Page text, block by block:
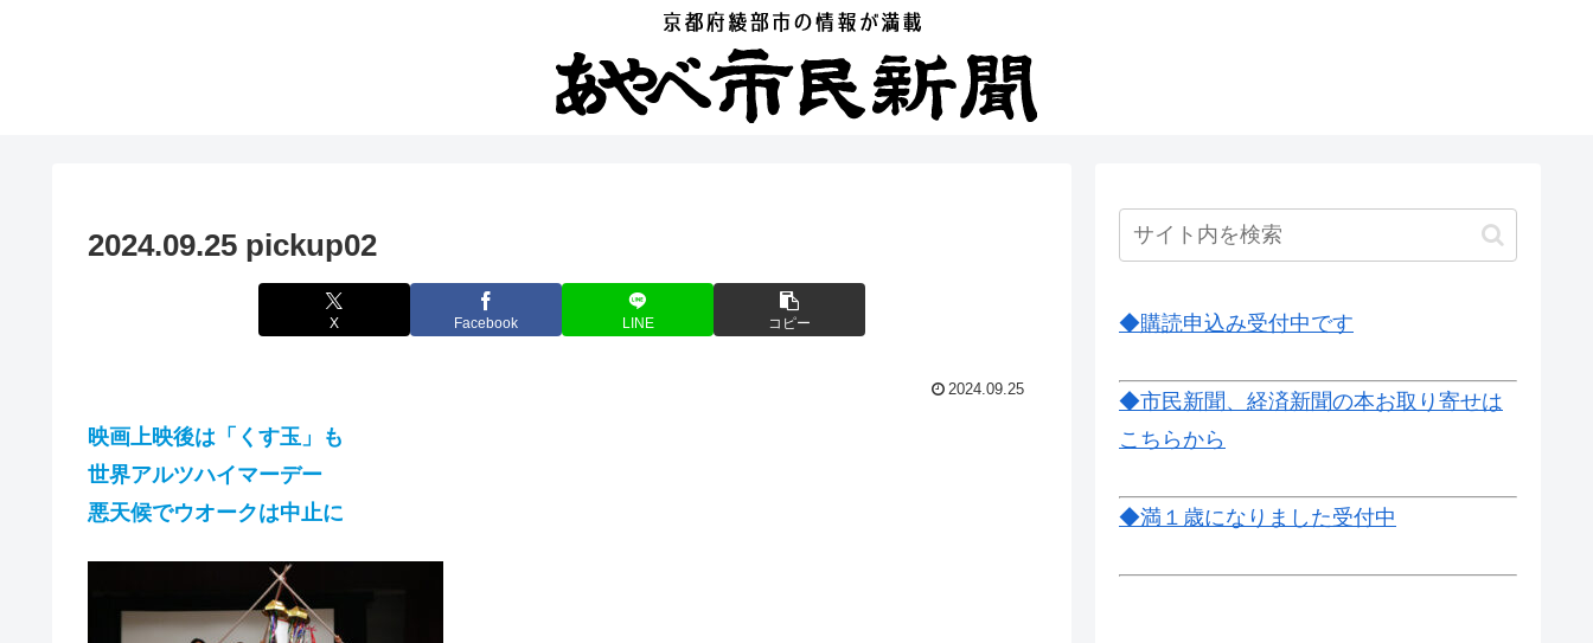
2024.09.25 pickup02
X Facebook LINE コピー
2024.09.25
映画上映後は「くす玉」も
世界アルツハイマーデー
悪天候でウオークは中止に
◆購読申込み受付中です
◆市民新聞、経済新聞の本お取り寄せは
こちらから
◆満１歳になりました受付中